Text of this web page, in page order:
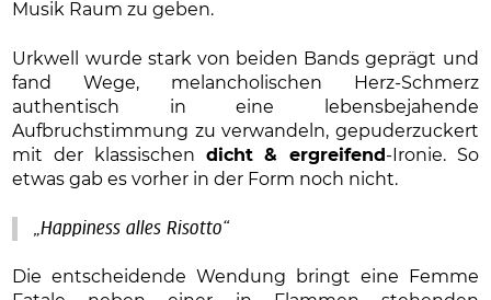
Musik Raum zu geben.
Urkwell wurde stark von beiden Bands geprägt und
fand Wege, melancholischen Herz-Schmerz
authentisch in eine lebensbejahende
Aufbruchstimmung zu verwandeln, gepuderzuckert
mit der klassischen dicht & ergreifend -Ironie. So
etwas gab es vorher in der Form noch nicht.
„Happiness alles Risotto“
Die entscheidende Wendung bringt eine Femme